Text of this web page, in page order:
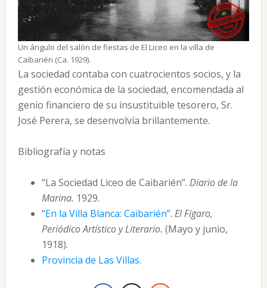
Un ángulo del salón de fiestas de El Liceo en la villa de
Caibarién (Ca. 1929).
La sociedad contaba con cuatrocientos socios, y la
gestión económica de la sociedad, encomendada al
genio financiero de su insustituible tesorero, Sr.
José Perera, se desenvolvía brillantemente.
Bibliografía y notas
“La Sociedad Liceo de Caibarién”. Diario de la
Marina. 1929.
“En la Villa Blanca: Caibarién”. El Fígaro,
Periódico Artístico y Literario. (Mayo y junio,
1918).
Provincia de Las Villas.